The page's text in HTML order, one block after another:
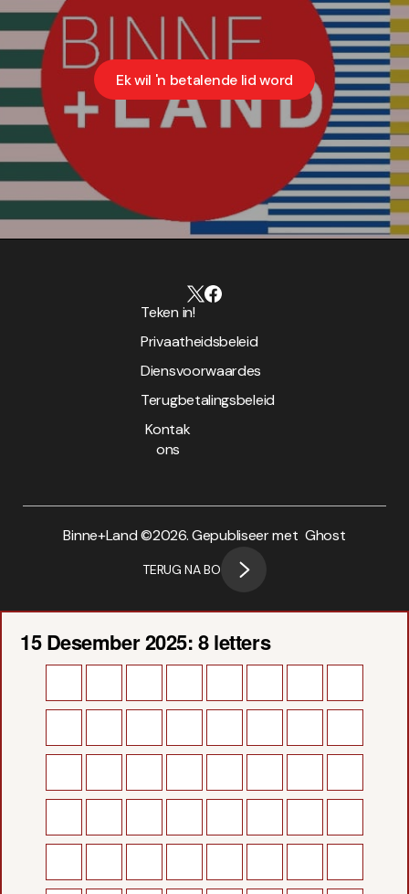
Ek wil 'n betalende lid word
Teken in!
Privaatheidsbeleid
Diensvoorwaardes
Terugbetalingsbeleid
Kontak
ons
Binne+Land ©2026. Gepubliseer met Ghost
TERUG NA BO
15 Desember 2025: 8 letters